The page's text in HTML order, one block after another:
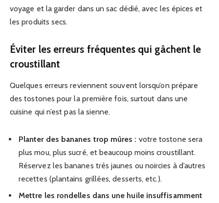
voyage et la garder dans un sac dédié, avec les épices et
les produits secs.
Éviter les erreurs fréquentes qui gâchent le
croustillant
Quelques erreurs reviennent souvent lorsqu’on prépare
des tostones pour la première fois, surtout dans une
cuisine qui n’est pas la sienne.
Planter des bananes trop mûres : votre tostone sera
plus mou, plus sucré, et beaucoup moins croustillant.
Réservez les bananes très jaunes ou noircies à d’autres
recettes (plantains grillées, desserts, etc.).
Mettre les rondelles dans une huile insuffisamment